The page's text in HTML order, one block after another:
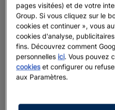
pages visitées) et de votre
Group. Si vous cliquez sur le
cookies et continuer », vous
cookies d'analyse,
fins. Découvrez comment
personnelles ici. Vous pouvez
cookies et configurer ou
aux Paramètres.